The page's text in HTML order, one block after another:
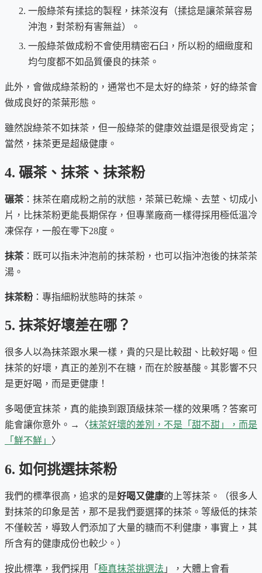
一般綠茶有揉捻的製程，抹茶沒有（揉捻是讓茶葉容易
沖泡，對茶粉有害無益）。
一般綠茶做成粉不會使用精密石臼，所以粉的細緻度和
均勻度都不如品質優良的抹茶。
此外，會做成綠茶粉的，通常也不是太好的綠茶，好的綠茶會
做成良好的茶葉形態。
雖然說綠茶不如抹茶，但一般綠茶的健康效益還是很受肯定；
當然，抹茶更是超級健康。
4. 碾茶、抹茶、抹茶粉
碾茶：抹茶在磨成粉之前的狀態，茶葉已乾燥、去莖、切成小
片，比抹茶粉更能長期保存，但專業廠商一樣得採用極低溫冷
凍保存，一般在零下28度。
抹茶：既可以指未沖泡前的抹茶粉，也可以指沖泡後的抹茶茶
湯。
抹茶粉：專指細粉狀態時的抹茶。
5. 抹茶好壞差在哪？
很多人以為抹茶跟水果一樣，貴的只是比較甜、比較好喝。但
抹茶的好壞，真正的差別不在糖，而在於胺基酸。其影響不只
是更好喝，而是更健康！
多喝便宜抹茶，真的能換到跟頂級抹茶一樣的效果嗎？答案可
能會讓你意外。→〈抹茶好壞的差別，不是「甜不甜」，而是
「鮮不鮮」 〉
6. 如何挑選抹茶粉
我們的標準很高，追求的是好喝又健康的上等抹茶。（很多人
對抹茶的印象是苦，那不是我們要選擇的抹茶。等級低的抹茶
不僅較苦，導致人們添加了大量的糖而不利健康，事實上，其
所含有的健康成份也較少。）
按此標準，我們採用「 極真抹茶挑選法 」，大體上會看